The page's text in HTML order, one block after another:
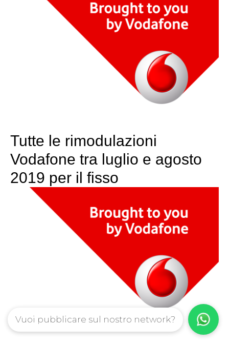
Tutte le rimodulazioni
Vodafone tra luglio e agosto
2019 per il fisso
Vuoi pubblicare sul nostro network?